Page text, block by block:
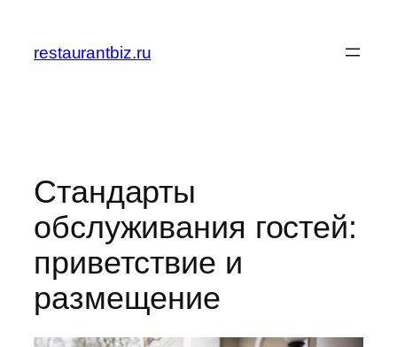
содержимому
restaurantbiz.ru
Стандарты
обслуживания гостей:
приветствие и
размещение